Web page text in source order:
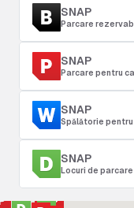
SNAP
Parcare
SNAP
Parcare pentru
SNAP
Spălătorie
SNAP
Locuri de